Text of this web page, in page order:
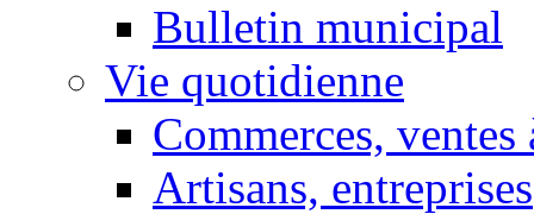
Bulletin municipal
Vie quotidienne
Commerces, ventes
Artisans, entreprises